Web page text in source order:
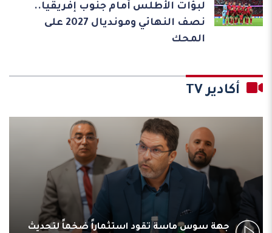
لبؤات الأطلس أمام جنوب إفريقيا..
نصف النهائي ومونديال 2027 على
المحك
أكادير TV
جهة سوس ماسة تقود استثماراً ضخماً لتحديث